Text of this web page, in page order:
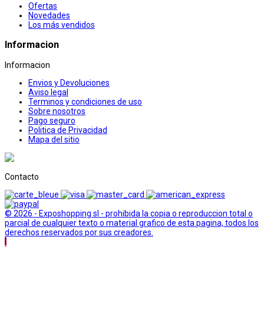
Ofertas
Novedades
Los más vendidos
Informacion
Informacion
Envios y Devoluciones
Aviso legal
Terminos y condiciones de uso
Sobre nosotros
Pago seguro
Politica de Privacidad
Mapa del sitio
Contacto
© 2026 - Exposhopping sl - prohibida la copia o reproduccion total o
parcial de cualquier texto o material grafico de esta pagina, todos los
derechos reservados por sus creadores.